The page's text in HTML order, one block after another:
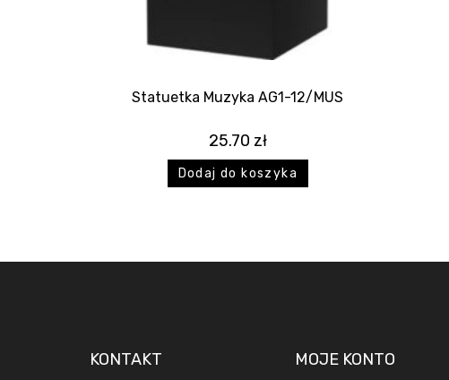
Statuetka Muzyka AG1-12/MUS
25.70 zł
Dodaj do koszyka
KONTAKT MOJE KONTO